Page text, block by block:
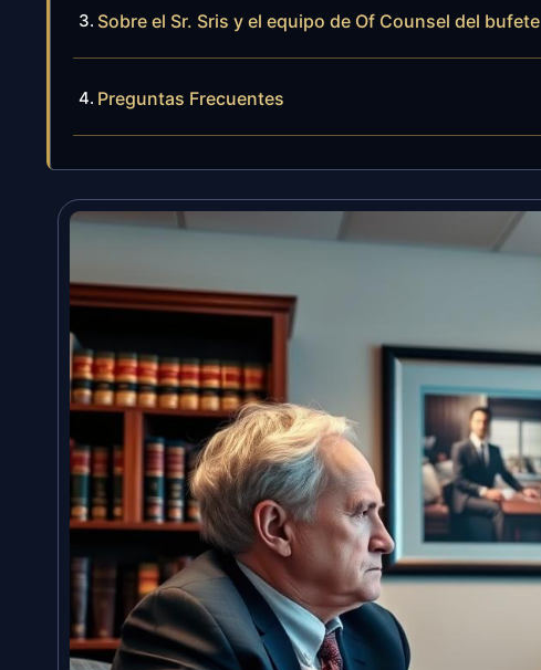
Sobre el Sr. Sris y el equipo de Of Counsel del bufete
Preguntas Frecuentes